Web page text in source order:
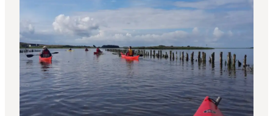
Destinationer
Oplevelser
Overnatning
Planlæg ferien